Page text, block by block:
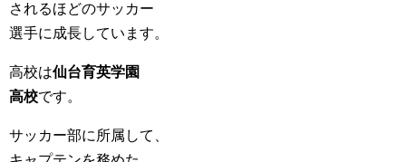
されるほどのサッカー
選手に成長しています。
高校は仙台育英学園
高校です。
サッカー部に所属して、